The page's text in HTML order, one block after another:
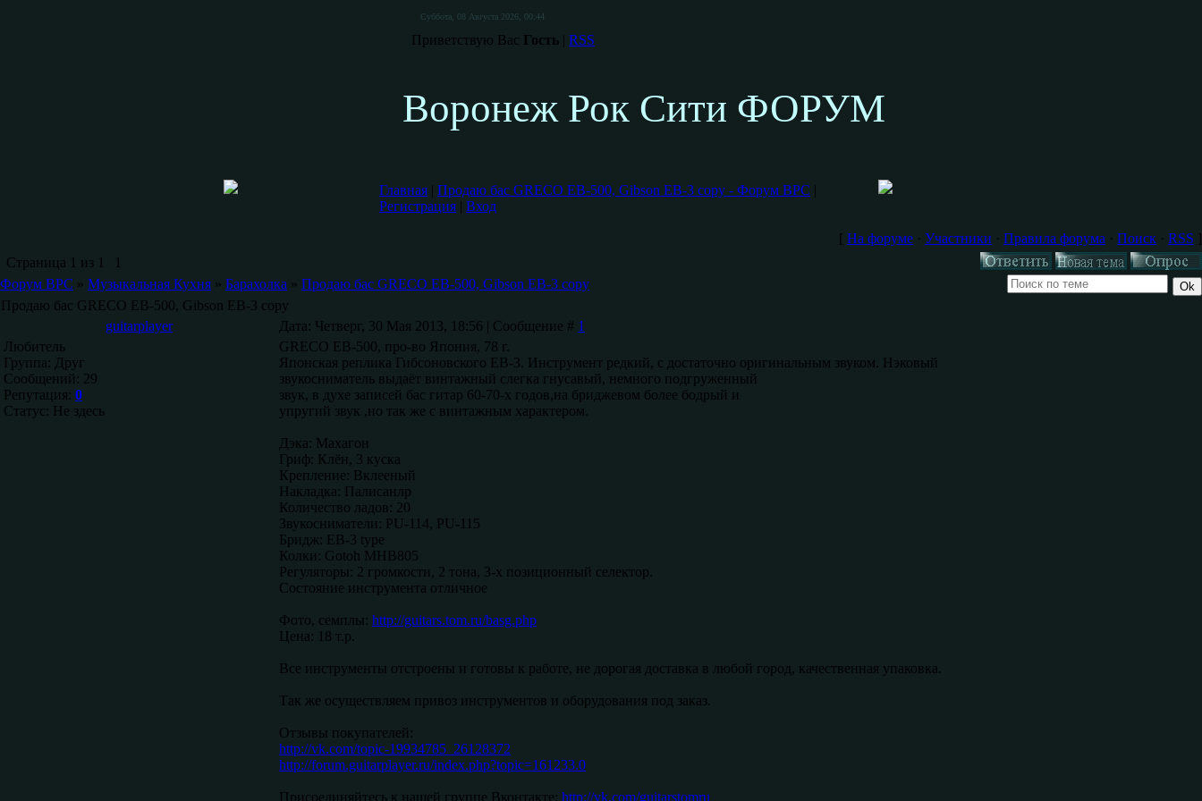
Суббота, 08 Августа 2026, 00:44
Приветствую Вас Гость | RSS
Воронеж Рок Сити ФОРУМ
Главная | Продаю бас GRECO EB-500, Gibson EB-3 copy - Форум ВРС |
Регистрация | Вход
[ На форуме · Участники · Правила форума · Поиск · RSS ]
Страница 1 из 1
1
Форум ВРС » Музыкальная Кухня » Барахолка » Продаю бас GRECO EB-500, Gibson EB-3 copy
Продаю бас GRECO EB-500, Gibson EB-3 copy
guitarplayer
Дата: Четверг, 30 Мая 2013, 18:56 | Сообщение # 1
Любитель
Группа: Друг
Сообщений: 29
Репутация: 0
Статус: Не здесь
GRECO EB-500, про-во Япония, 78 г.
Японская реплика Гибсоновского EB-3. Инструмент редкий, с достаточно оригинальным звуком. Нэковый
звукосниматель выдаёт винтажный слегка гнусавый, немного подгруженный
звук, в духе записей бас гитар 60-70-х годов,на бриджевом более бодрый и
упругий звук ,но так же с винтажным характером.
Дэка: Махагон
Гриф: Клён, 3 куска
Крепление: Вклееный
Накладка: Палисанлр
Количество ладов: 20
Звукосниматели: PU-114, PU-115
Бридж: EB-3 type
Колки: Gotoh MHB805
Регуляторы: 2 громкости, 2 тона, 3-х позиционный селектор.
Состояние инструмента отличное
Фото, семплы: http://guitars.tom.ru/basg.php
Цена: 18 т.р.
Все инструменты отстроены и готовы к работе, не дорогая доставка в любой город, качественная упаковка.
Так же осуществляем привоз инструментов и оборудования под заказ.
Отзывы покупателей:
http://vk.com/topic-19934785_26128372
http://forum.guitarplayer.ru/index.php?topic=161233.0
Присоединяйтесь к нашей группе Вконтакте: http://vk.com/guitarstomru